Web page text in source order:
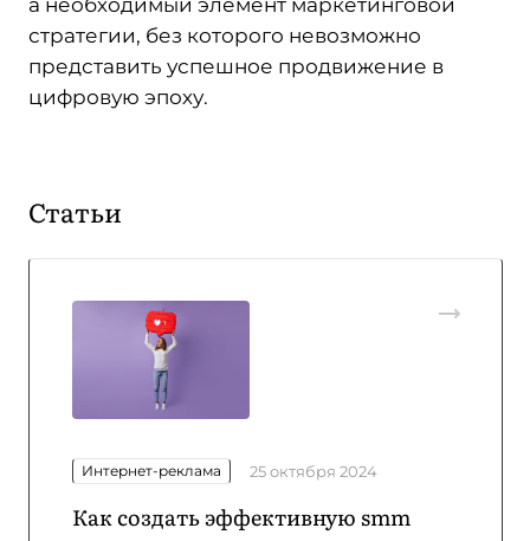
стратегии, без которого невозможно
представить успешное продвижение в
цифровую эпоху.
Статьи
Интернет-реклама 25 октября 2024
Как создать эффективную smm